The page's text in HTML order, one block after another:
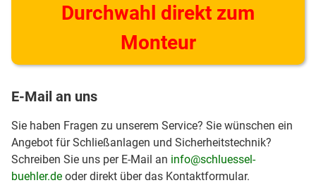
Durchwahl direkt zum
Monteur
E-Mail an uns
Sie haben Fragen zu unserem Service? Sie wünschen ein
Angebot für Schließanlagen und Sicherheitstechnik?
Schreiben Sie uns per E-Mail an info@schluessel-
buehler.de oder direkt über das Kontaktformular.